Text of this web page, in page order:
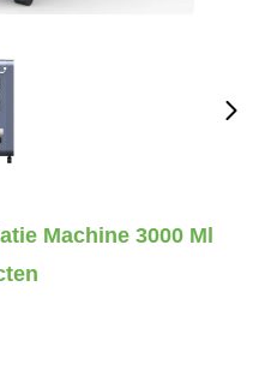
Machine 3000 Ml